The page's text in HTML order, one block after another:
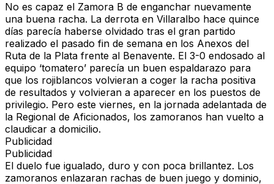
No es capaz el Zamora B de enganchar nuevamente
una buena racha. La derrota en Villaralbo hace quince
días parecía haberse olvidado tras el gran partido
realizado el pasado fin de semana en los Anexos del
Ruta de la Plata frente al Benavente. El 3-0 endosado al
equipo ‘tomatero’ parecía un buen espaldarazo para
que los rojiblancos volvieran a coger la racha positiva
de resultados y volvieran a aparecer en los puestos de
privilegio. Pero este viernes, en la jornada adelantada de
la Regional de Aficionados, los zamoranos han vuelto a
claudicar a domicilio.
Publicidad
Publicidad
El duelo fue igualado, duro y con poca brillantez. Los
zamoranos enlazaran rachas de buen juego y dominio,